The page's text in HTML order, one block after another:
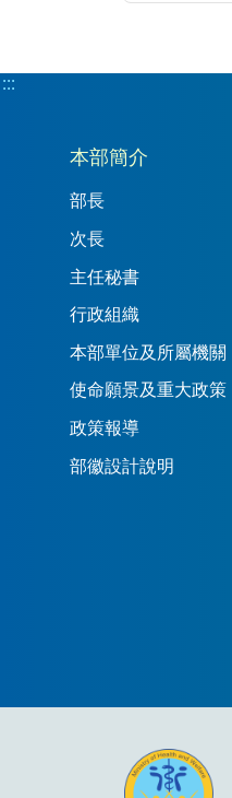
:::
:::
本部簡介
部長
次長
主任秘書
行政組織
本部單位及所屬機關
使命願景及重大政策
政策報導
部徽設計說明